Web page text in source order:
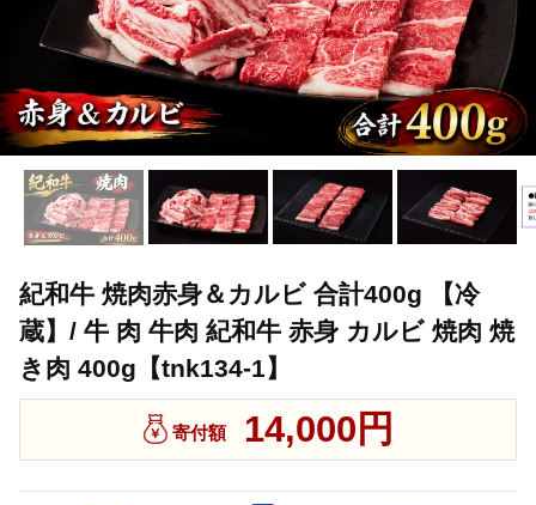
紀和牛 焼肉赤身＆カルビ 合計400g 【冷
蔵】/ 牛 肉 牛肉 紀和牛 赤身 カルビ 焼肉 焼
き肉 400g【tnk134-1】
寄付額 14,000円